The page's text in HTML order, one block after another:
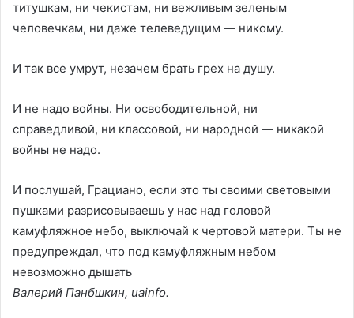
титушкам, ни чекистам, ни вежливым зеленым
человечкам, ни даже телеведущим — никому.
И так все умрут, незачем брать грех на душу.
И не надо войны. Ни освободительной, ни
справедливой, ни классовой, ни народной — никакой
войны не надо.
И послушай, Грациано, если это ты своими световыми
пушками разрисовываешь у нас над головой
камуфляжное небо, выключай к чертовой матери. Ты не
предупреждал, что под камуфляжным небом
невозможно дышать
Валерий Панбшкин, uainfo.